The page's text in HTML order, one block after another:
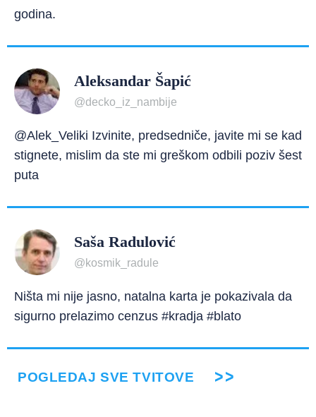
godina.
Aleksandar Šapić
@decko_iz_nambije
@Alek_Veliki Izvinite, predsedniče, javite mi se kad
stignete, mislim da ste mi greškom odbili poziv šest
puta
Saša Radulović
@kosmik_radule
Ništa mi nije jasno, natalna karta je pokazivala da
sigurno prelazimo cenzus #kradja #blato
POGLEDAJ SVE TVITOVE